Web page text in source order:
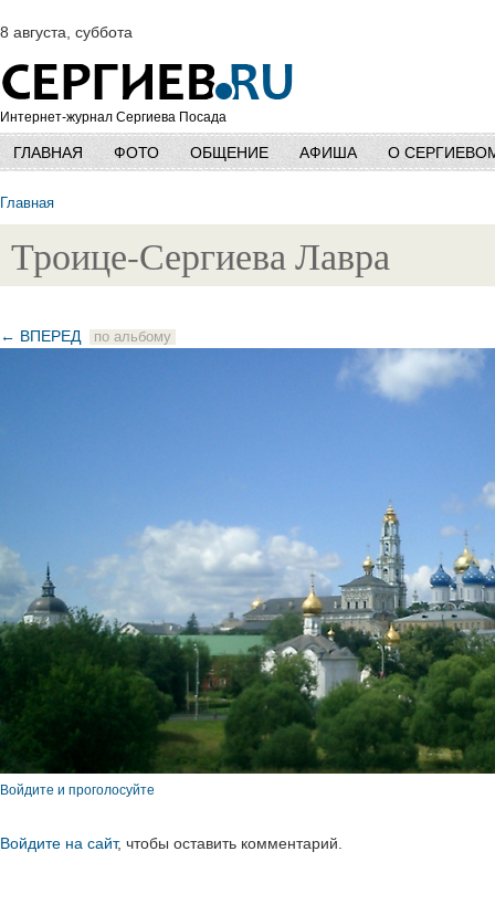
8 августа, суббота
Интернет-журнал Сергиева Посада
ГЛАВНАЯ ФОТО ОБЩЕНИЕ АФИША О
Главная
Троице-Сергиева Лавра
← ВПЕРЕД по альбому
Войдите и проголосуйте
Войдите на сайт, чтобы оставить комментарий.